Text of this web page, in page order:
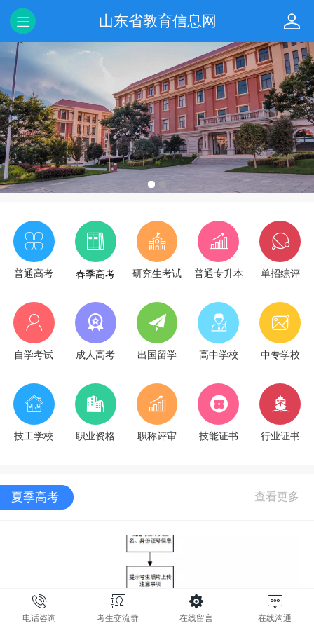
山东省教育信息网
普通高考 春季高考 研究生考试 普通专升本 单招综评
自学考试 成人高考 出国留学 高中学校 中专学校
技工学校 职业资格 职称评审 技能证书 行业证书
夏季高考
电话咨询 考生交流群 在线留言 在线沟通